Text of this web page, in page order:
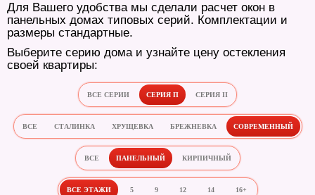
Для Вашего удобства мы сделали расчет окон в
панельных домах типовых серий. Комплектации и
размеры стандартные.
Выберите серию дома и узнайте цену остекления
своей квартиры:
ВСЕ СЕРИИ СЕРИЯ П СЕРИЯ II
ВСЕ СТАЛИНКА ХРУЩЕВКА БРЕЖНЕВКА СОВРЕМЕННЫЙ
ВСЕ ПАНЕЛЬНЫЙ КИРПИЧНЫЙ
ВСЕ ЭТАЖИ 5 9 12 14 16+